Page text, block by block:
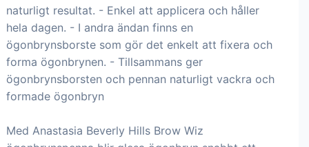
naturligt resultat. - Enkel att applicera och håller
hela dagen. - I andra ändan finns en
ögonbrynsborste som gör det enkelt att fixera och
forma ögonbrynen. - Tillsammans ger
ögonbrynsborsten och pennan naturligt vackra och
formade ögonbryn
Med Anastasia Beverly Hills Brow Wiz